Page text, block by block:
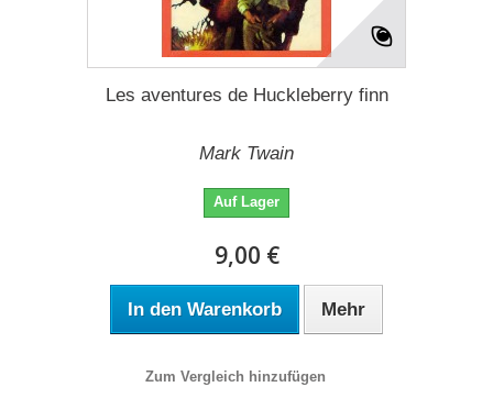
Les aventures de Huckleberry finn
Mark Twain
Auf Lager
9,00 €
In den Warenkorb Mehr
Zum Vergleich hinzufügen